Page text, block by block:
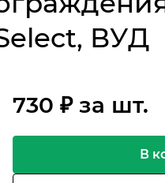
ВУД
730 ₽ за шт.
В